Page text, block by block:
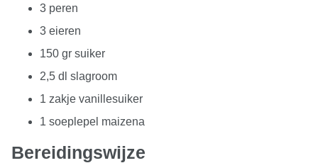
3 peren
3 eieren
150 gr suiker
2,5 dl slagroom
1 zakje vanillesuiker
1 soeplepel maizena
Bereidingswijze